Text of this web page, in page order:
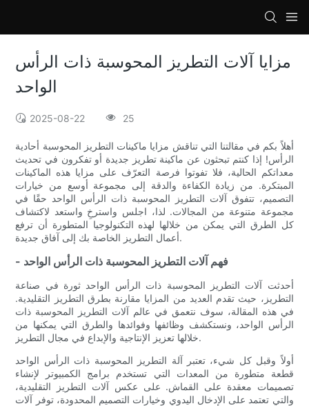
مزايا آلات التطريز المحوسبة ذات الرأس
الواحد
2025-08-22 25
أهلاً بكم في مقالتنا التي تناقش مزايا ماكينات التطريز المحوسبة أحادية
الرأس! إذا كنتم تبحثون عن ماكينة تطريز جديدة أو تفكرون في تحديث
معداتكم الحالية، فلا تفوتوا فرصة التعرّف على مزايا هذه الماكينات
المبتكرة. من زيادة الكفاءة والدقة إلى مجموعة أوسع من خيارات
التصميم، تتفوق آلات التطريز المحوسبة ذات الرأس الواحد حقًا في
مجموعة متنوعة من المجالات. لذا، اجلس واسترخِ واستعد لاكتشاف
كل الطرق التي يمكن من خلالها لهذه التكنولوجيا المتطورة أن ترفع
أعمال التطريز الخاصة بك إلى آفاق جديدة.
- فهم آلات التطريز المحوسبة ذات الرأس الواحد
أحدثت آلات التطريز المحوسبة ذات الرأس الواحد ثورة في صناعة
التطريز، حيث تقدم العديد من المزايا مقارنة بطرق التطريز التقليدية.
في هذه المقالة، سوف نتعمق في عالم آلات التطريز المحوسبة ذات
الرأس الواحد، ونستكشف وظائفها وفوائدها والطرق التي يمكنها من
خلالها تعزيز الإنتاجية والإبداع في مجال التطريز.
أولاً وقبل كل شيء، تعتبر آلة التطريز المحوسبة ذات الرأس الواحد
قطعة متطورة من المعدات التي تستخدم برامج الكمبيوتر لإنشاء
تصميمات معقدة على القماش. على عكس آلات التطريز التقليدية،
والتي تعتمد على الإدخال اليدوي وخيارات التصميم المحدودة، توفر آلات